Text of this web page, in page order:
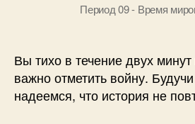
Период 09 - Время
Вы тихо в течение двух
важно отметить войну.
надеемся, что история не